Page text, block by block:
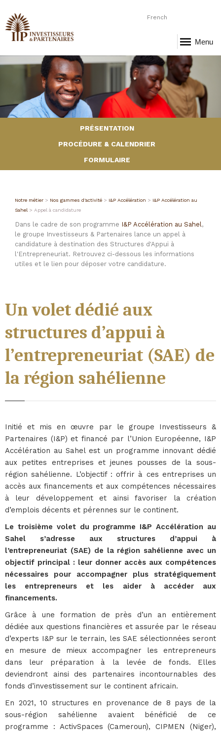
French
Menu
PRÉSENTATION
PROCÉDURE & CALENDRIER
FORMULAIRE
Notre métier > Nos gammes d'activité > I&P Accélération > I&P Accélération au
Sahel > Appel à candidature
Dans le cadre de son programme I&P Accélération au Sahel,
le groupe Investisseurs & Partenaires lance un appel à
candidature à destination des Structures d'Appui à
l'Entrepreneuriat. Retrouvez ci-dessous les informations
utiles et le lien pour déposer votre candidature.
Un volet dédié aux
structures d’appui à
l’entrepreneuriat (SAE) de
la région sahélienne
Initié et mis en œuvre par le groupe Investisseurs &
Partenaires (I&P) et financé par l’Union Européenne, I&P
Accélération au Sahel est un programme innovant dédié
aux petites entreprises et jeunes pousses de la sous-
région sahélienne. L’objectif : offrir à ces entreprises un
accès aux financements et aux compétences nécessaires
à leur développement et ainsi favoriser la création
d’emplois décents et pérennes sur le continent.
Le troisième volet du programme I&P Accélération au
Sahel s’adresse aux structures d’appui à
l’entrepreneuriat (SAE) de la région sahélienne avec un
objectif principal : leur donner accès aux compétences
nécessaires pour accompagner plus stratégiquement
les entrepreneurs et les aider à accéder aux
financements.
Grâce à une formation de près d’un an entièrement
dédiée aux questions financières et assurée par le réseau
d’experts I&P sur le terrain, les SAE sélectionnées seront
en mesure de mieux accompagner les entrepreneurs
dans leur préparation à la levée de fonds. Elles
deviendront ainsi des partenaires incontournables des
fonds d’investissement sur le continent africain.
En 2021, 10 structures en provenance de 8 pays de la
sous-région sahélienne avaient bénéficié de ce
programme : ActivSpaces (Cameroun), CIPMEN (Niger),